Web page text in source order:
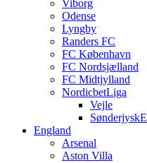
Viborg
Odense
Lyngby
Randers FC
FC København
FC Nordsjælland
FC Midtjylland
NordicbetLiga
Vejle
SønderjyskE
England
Arsenal
Aston Villa